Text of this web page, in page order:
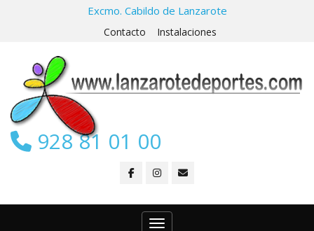
Excmo. Cabildo de Lanzarote
Contacto Instalaciones
928 81 01 00
Toggle navigation